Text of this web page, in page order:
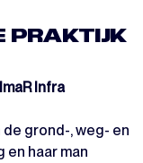
PRAKTIJK
Infra
grond-, weg- en
en haar man